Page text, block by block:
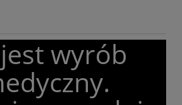
wyrób